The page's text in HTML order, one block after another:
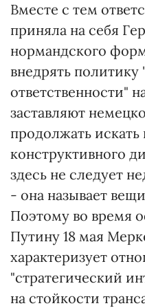
Вместе с тем
приняла на себя
нормандского
внедрять
ответственности"
заставляют
продолжать искать
конструктивного
здесь не следует
- она называет
Поэтому во время
Путину 18 мая
характеризует
"стратегический
на стойкости